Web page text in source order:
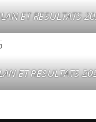
ET RESULTATS
ET RESULTATS